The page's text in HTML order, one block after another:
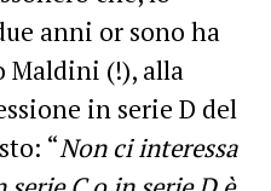
anni or sono ha
Maldini (!), alla
in serie D del
“Non ci interessa